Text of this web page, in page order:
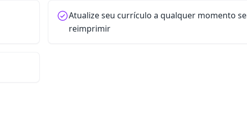
Atualize seu currículo a qualquer momento
reimprimir